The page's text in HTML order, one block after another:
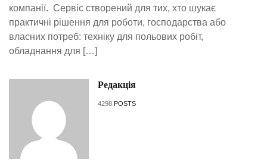
компанії. Сервіс створений для тих, хто шукає
практичні рішення для роботи, господарства або
власних потреб: техніку для польових робіт,
обладнання для […]
Редакція
4298 POSTS